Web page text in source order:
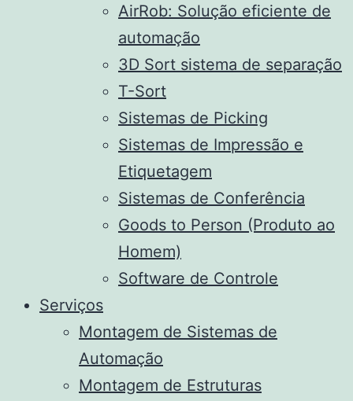
AirRob: Solução eficiente de
automação
3D Sort sistema de separação
T-Sort
Sistemas de Picking
Sistemas de Impressão e
Etiquetagem
Sistemas de Conferência
Goods to Person (Produto ao
Homem)
Software de Controle
Serviços
Montagem de Sistemas de
Automação
Montagem de Estruturas